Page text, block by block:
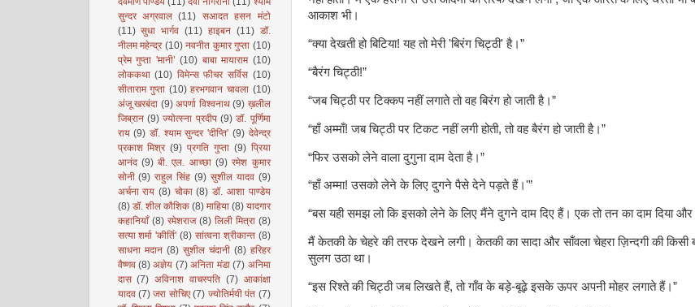
आकाश भी।
“क्या देखती हो बिटिया! यह तो मेरी 'बिरंग चिट्ठी' है।”
“बैरंग चिट्ठी!”
“जब चिट्ठी पर टिक्कप नहीं लगाते तो वह बिरंग हो जाती है।”
“हाँ अम्माँ! जब चिट्ठी पर टिकट नहीं लगी होती, तो वह बैरंग हो जाती है।”
“फिर उसको लेने वाला दुगुना दाम देता है।”
“हाँ अम्मा! उसको लेने के लिए दुगने पैसे देने पड़ते हैं।'”
“बस यही समझ लो कि इसको लेने के लिए मैंने दुगने दाम दिए हैं। एक तो तन का दाम दिया
मैं केतकी के चेहरे की तरफ देखने लगी। केतकी का सादा और साँवला चेहरा ज़िन्दगी की किसी
सुलग उठा था।
“इस रिश्ते की चिट्ठी जब लिखते हैं, तो गाँव के बड़े-बूढ़े इसके ऊपर अपनी मोहर लगाते हैं।”
सुन्दर अग्रवाल (11) सआदत हसन मंटो
(11) सुधा भार्गव (11) हाइबन (11) डॉ.
नीलम महेन्द्र (10) नवनीत कुमार गुप्ता (10)
प्रेम गुप्ता 'मानी’ (10) बाबा मायाराम (10)
लोककथा (10) विमेन्स फीचर सर्विस (10)
सीताराम गुप्ता (10) हरभगवान चावला (10)
अंजू खरबंदा (9) अपर्णा विश्वनाथ (9) ख़लील
जिब्रान (9) ज्योत्स्ना प्रदीप (9) डॉ. पूर्णिमा
राय (9) डॉ. श्याम सुन्दर 'दीप्ति' (9) देवेन्द्र
प्रकाश मिश्र (9) प्रगति गुप्ता (9) प्रिया
आनंद (9) बी. एल. आच्छा (9) रमेश कुमार
सोनी (9) राहुल सिंह (9) सुशील यादव (9)
अर्चना राय (8) चोका (8) डॉ. आशा पाण्डेय
(8) डॉ. शील कौशिक (8) माहिया (8) यादगार
कहानियाँ (8) रमेशराज (8) लिली मित्रा (8)
सत्या शर्मा 'कीर्ति' (8) सांत्वना श्रीकान्त (8)
साधना मदान (8) सुशील चंदानी (8) हरिहर
वैष्णव (8) अज्ञेय (7) अनिता मंडा (7) अनिमा
दास (7) अविनाश वाचस्पति (7) आकांक्षा
यादव (7) जरा सोचिए (7) ज्योतिर्मयी पंत (7)